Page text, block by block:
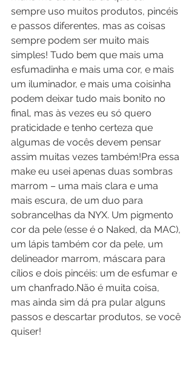
sempre uso muitos produtos, pincéis
e passos diferentes, mas as coisas
sempre podem ser muito mais
simples! Tudo bem que mais uma
esfumadinha e mais uma cor, e mais
um iluminador, e mais uma coisinha
podem deixar tudo mais bonito no
final, mas às vezes eu só quero
praticidade e tenho certeza que
algumas de vocês devem pensar
assim muitas vezes também!Pra essa
make eu usei apenas duas sombras
marrom – uma mais clara e uma
mais escura, de um duo para
sobrancelhas da NYX. Um pigmento
cor da pele (esse é o Naked, da MAC),
um lápis também cor da pele, um
delineador marrom, máscara para
cílios e dois pincéis: um de esfumar e
um chanfrado.Não é muita coisa,
mas ainda sim dá pra pular alguns
passos e descartar produtos, se você
quiser!